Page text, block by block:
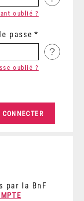
oublié ?
passe
?
oublié ?
par la BnF